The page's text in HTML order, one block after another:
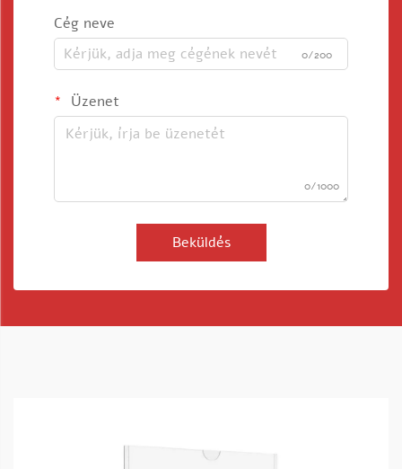
Cég neve
0/200
Üzenet
0/1000
Beküldés